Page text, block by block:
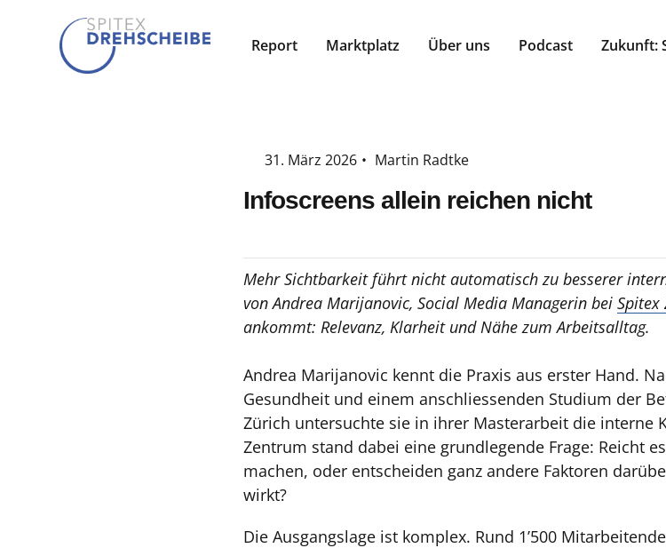
Report Marktplatz Über uns Podcast Zukunft:
31. März 2026 • Martin Radtke
Infoscreens allein reichen nicht
Mehr Sichtbarkeit führt nicht automatisch zu besserer
von Andrea Marijanovic, Social Media Managerin bei Spitex
ankommt: Relevanz, Klarheit und Nähe zum Arbeitsalltag.
Andrea Marijanovic kennt die Praxis aus erster Hand.
Gesundheit und einem anschliessenden Studium der
Zürich untersuchte sie in ihrer Masterarbeit die interne
Zentrum stand dabei eine grundlegende Frage: Reicht
machen, oder entscheiden ganz andere Faktoren
wirkt?
Die Ausgangslage ist komplex. Rund 1’500